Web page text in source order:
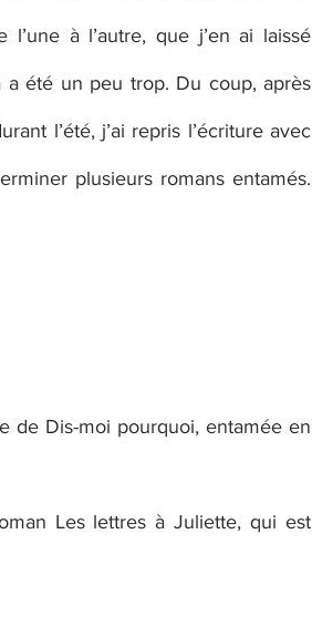
à l’autre, que j’en ai laissé
a été un peu trop. Du coup, après
l’été, j’ai repris l’écriture avec
plusieurs romans entamés.
de Dis-moi pourquoi, entamée en
Les lettres à Juliette, qui est